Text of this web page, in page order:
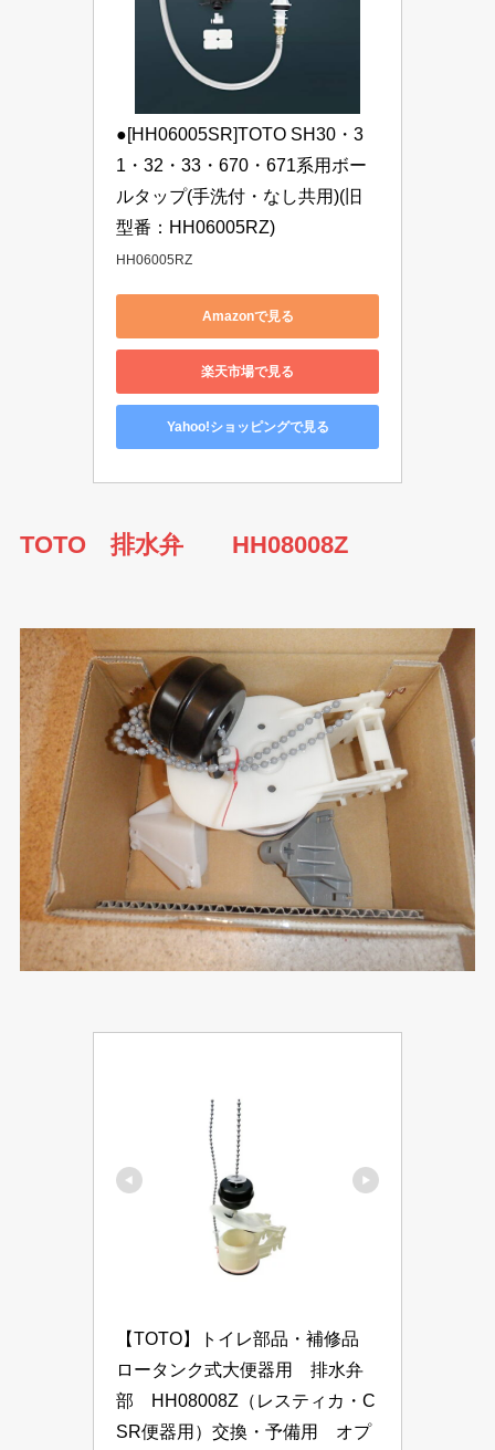
●[HH06005SR]TOTO SH30・3
1・32・33・670・671系用ボー
ルタップ(手洗付・なし共用)(旧
型番：HH06005RZ)
HH06005RZ
Amazonで見る
楽天市場で見る
Yahoo!ショッピングで見る
TOTO 排水弁 HH08008Z
【TOTO】トイレ部品・補修品
ロータンク式大便器用　排水弁
部　HH08008Z（レスティカ・C
SR便器用）交換・予備用　オプ